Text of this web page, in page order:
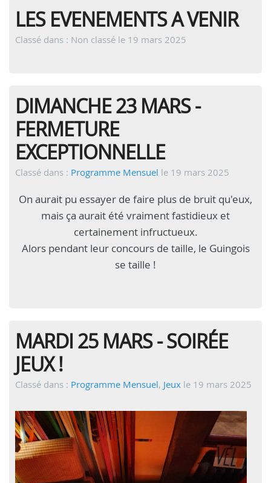
LES EVENEMENTS A VENIR
Classé dans : Non classé le 19 mars 2025
DIMANCHE 23 MARS -
FERMETURE
EXCEPTIONNELLE
Classé dans : Programme Mensuel le 19 mars 2025
On aurait pu essayer de faire plus de bruit qu'eux,
mais ça aurait été vraiment fastidieux et
certainement infructueux.
Alors pendant leur concours de taille, le Guingois
se taille !
MARDI 25 MARS - SOIRÉE
JEUX !
Classé dans : Programme Mensuel, Jeux le 19 mars 2025